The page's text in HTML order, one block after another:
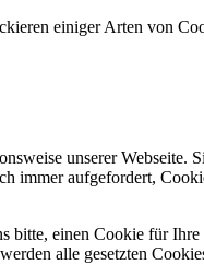
einiger Arten von
unserer Webseite.
immer aufgefordert,
bitte, einen Cookie für
alle gesetzten